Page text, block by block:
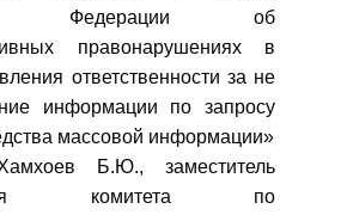
Федерации об
правонарушениях в
ответственности за не
информации по запросу
массовой информации»
Б.Ю., заместитель
комитета по